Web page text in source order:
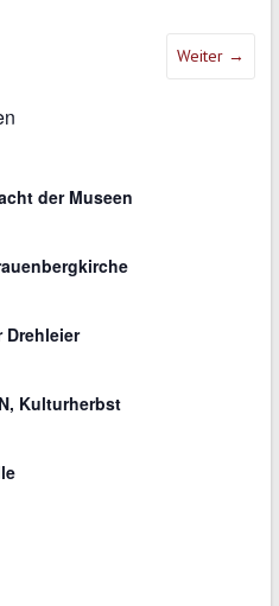
Weiter →
der Museen
Drehleier
Kulturherbst